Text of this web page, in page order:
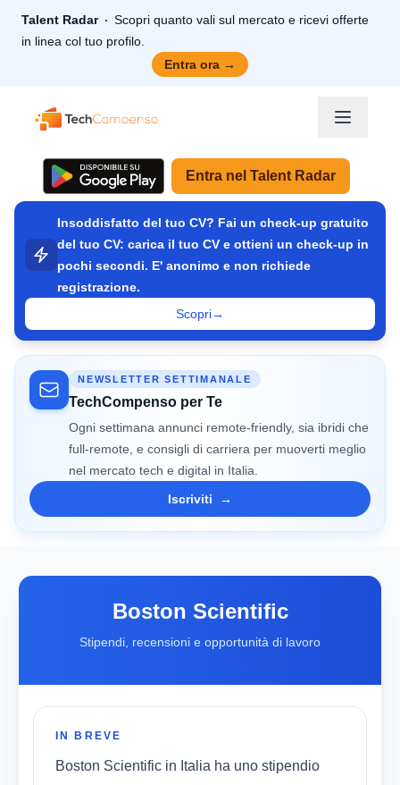
Talent Radar
Scopri quanto vali sul mercato e ricevi offerte
in linea col tuo profilo.
Entra ora →
TechCompenso
Entra nel Talent Radar
Insoddisfatto del tuo CV? Fai un check-up gratuito
del tuo CV: carica il tuo CV e ottieni un check-up in
pochi secondi. E' anonimo e non richiede
registrazione.
Scopri→
NEWSLETTER SETTIMANALE
TechCompenso per Te
Ogni settimana annunci remote-friendly, sia ibridi che
full-remote, e consigli di carriera per muoverti meglio
nel mercato tech e digital in Italia.
Iscriviti
→
Boston Scientific
Stipendi, recensioni e opportunità di lavoro
IN BREVE
Boston Scientific in Italia ha uno stipendio